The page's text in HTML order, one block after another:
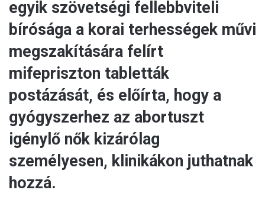
egyik szövetségi fellebbviteli
bírósága a korai terhességek művi
megszakítására felírt
mifepriszton tabletták
postázását, és előírta, hogy a
gyógyszerhez az abortuszt
igénylő nők kizárólag
személyesen, klinikákon juthatnak
hozzá.